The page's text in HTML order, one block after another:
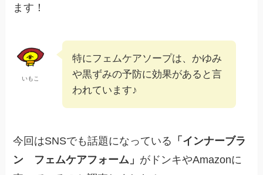
ます！
いもこ
特にフェムケアソープは、かゆみ
や黒ずみの予防に効果があると言
われています♪
今回はSNSでも話題になっている 「インナーブラ
ン フェムケアフォーム」 がドンキやAmazonに